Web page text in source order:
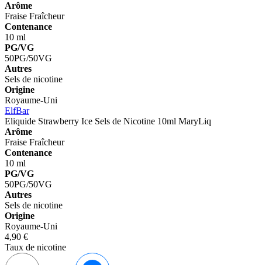
Arôme
Fraise Fraîcheur
Contenance
10 ml
PG/VG
50PG/50VG
Autres
Sels de nicotine
Origine
Royaume-Uni
ElfBar
Eliquide Strawberry Ice Sels de Nicotine 10ml MaryLiq
Arôme
Fraise Fraîcheur
Contenance
10 ml
PG/VG
50PG/50VG
Autres
Sels de nicotine
Origine
Royaume-Uni
4,90 €
Taux de nicotine